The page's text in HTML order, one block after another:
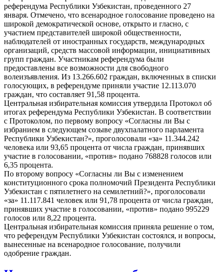
референдума Республики Узбекистан, проведенного 27
января. Отмечено, что всенародное голосование проведено на
широкой демократической основе, открыто и гласно, с
участием представителей широкой общественности,
наблюдателей от иностранных государств, международных
организаций, средств массовой информации, инициативных
групп граждан. Участникам референдума были
предоставлены все возможности для свободного
волеизъявления. Из 13.266.602 граждан, включенных в списки
голосующих, в референдуме приняли участие 12.113.070
граждан, что составляет 91,58 процента.
Центральная избирательная комиссия утвердила Протокол об
итогах референдума Республики Узбекистан. В соответствии
с Протоколом, по первому вопросу «Согласны ли Вы с
избранием в следующем созыве двухпалатного парламента
Республики Узбекистан?», проголосовали «за» 11.344.242
человека или 93,65 процента от числа граждан, принявших
участие в голосовании, «против» подано 768828 голосов или
6,35 процента.
По второму вопросу «Согласны ли Вы с изменением
конституционного срока полномочий Президента Республики
Узбекистан с пятилетнего на семилетний?», проголосовали
«за» 11.117.841 человек или 91,78 процента от числа граждан,
принявших участие в голосовании, «против» подано 995229
голосов или 8,22 процента.
Центральная избирательная комиссия приняла решение о том,
что референдум Республики Узбекистан состоялся, и вопросы,
вынесенные на всенародное голосование, получили
одобрение граждан.